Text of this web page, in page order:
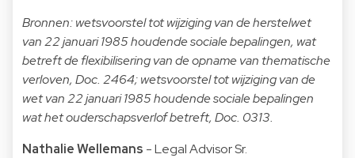
Bronnen: wetsvoorstel tot wijziging van de herstelwet
van 22 januari 1985 houdende sociale bepalingen, wat
betreft de flexibilisering van de opname van thematische
verloven, Doc. 2464; wetsvoorstel tot wijziging van de
wet van 22 januari 1985 houdende sociale bepalingen
wat het ouderschapsverlof betreft, Doc. 0313.
Nathalie Wellemans - Legal Advisor Sr.